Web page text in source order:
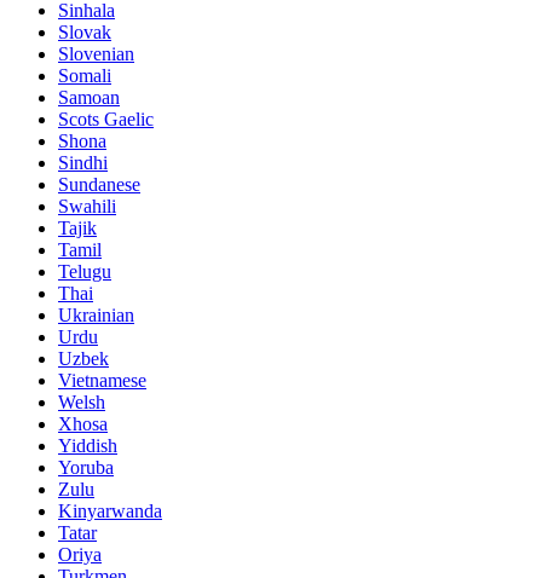
Sinhala
Slovak
Slovenian
Somali
Samoan
Scots Gaelic
Shona
Sindhi
Sundanese
Swahili
Tajik
Tamil
Telugu
Thai
Ukrainian
Urdu
Uzbek
Vietnamese
Welsh
Xhosa
Yiddish
Yoruba
Zulu
Kinyarwanda
Tatar
Oriya